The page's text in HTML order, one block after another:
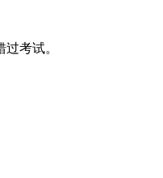
考试。